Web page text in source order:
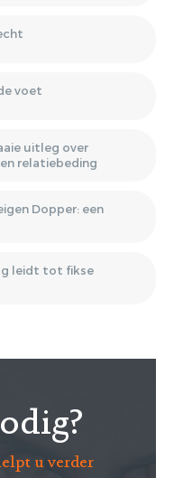
voet
uitleg over
relatiebeding
Dopper: een
leidt tot fikse
u verder